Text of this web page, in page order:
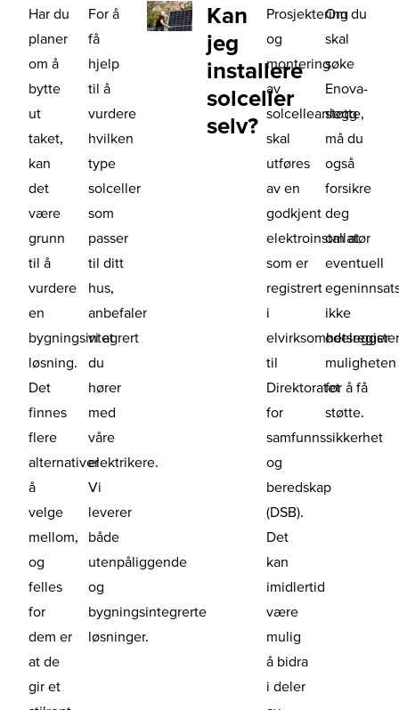
Har du
planer
om å
bytte
ut
taket,
kan
det
være
grunn
til å
vurdere
en
bygningsintegrert
løsning.
Det
finnes
flere
alternativer
å
velge
mellom,
og
felles
for
dem er
at de
gir et
For å
få
hjelp
til å
vurdere
hvilken
type
solceller
som
passer
til ditt
hus,
anbefaler
vi at
du
hører
med
våre
elektrikere.
Vi
leverer
både
utenpåliggende
og
bygningsintegrerte
løsninger.
Kan
jeg
installere
solceller
selv?
Prosjektering
og
montering
av
solcelleanlegg
skal
utføres
av en
godkjent
elektroinstallatør
som er
registrert
i
til
Direktoratet
for
samfunnssikkerhet
og
beredskap
(DSB).
Det
kan
imidlertid
være
mulig
å bidra
i deler
Om du
skal
søke
Enova-
støtte,
må du
også
forsikre
deg
om at
eventuell
ikke
ødelegger
muligheten
for å få
støtte.